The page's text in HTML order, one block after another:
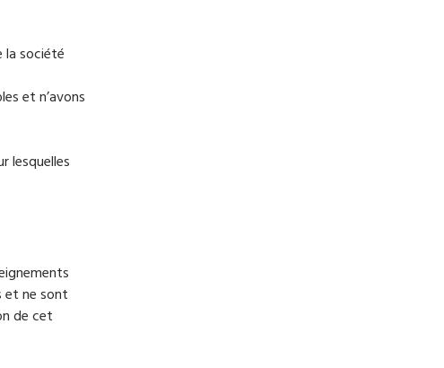
la société
et n’avons
lesquelles
et ne sont
de cet